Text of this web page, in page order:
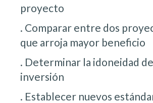
proyecto
. Comparar entre dos
que arroja mayor beneficio
. Determinar la idoneidad
inversión
. Establecer nuevos